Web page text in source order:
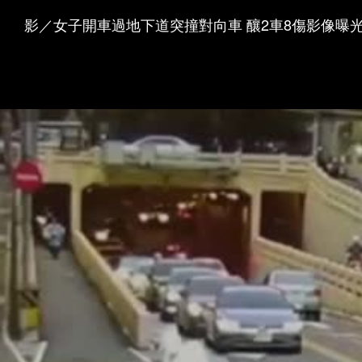
影／女子開車過地下道突撞對向車 釀2車8傷影像曝